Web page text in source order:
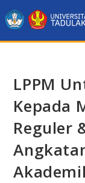
LPPM
Kepada
Reguler